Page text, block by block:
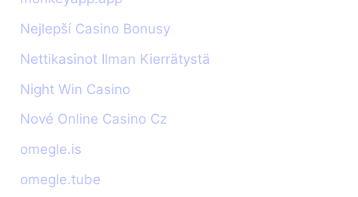
Nejlepší Casino Bonusy
Nettikasinot Ilman Kierrätystä
Night Win Casino
Nové Online Casino Cz
omegle.is
omegle.tube